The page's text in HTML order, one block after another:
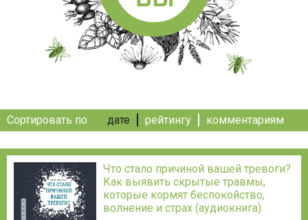
Сортировать по дате рейтингу комментариям
Что стало причиной вашей тревоги?
Как выявить скрытые травмы,
которые кормят беспокойство,
волнение и страх (аудиокнига)